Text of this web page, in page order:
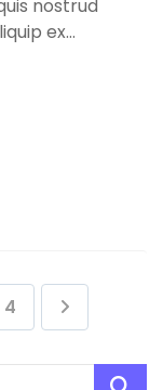
nostrud
ex…
4